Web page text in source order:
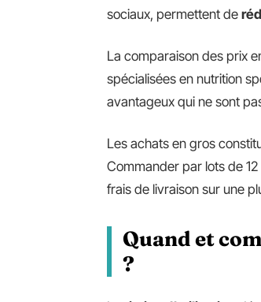
sociaux, permettent de
La comparaison des prix
spécialisées en nutrition
avantageux qui ne sont
Les achats en gros
Commander par lots de
frais de livraison sur une
Quand et
?